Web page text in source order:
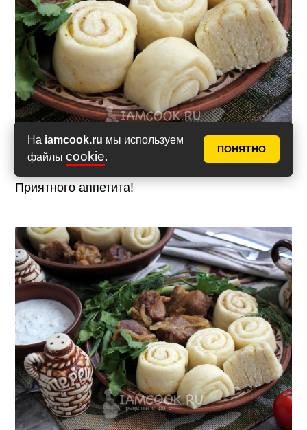
На iamcook.ru мы используем
файлы cookie.
ПОНЯТНО
Приятного аппетита!